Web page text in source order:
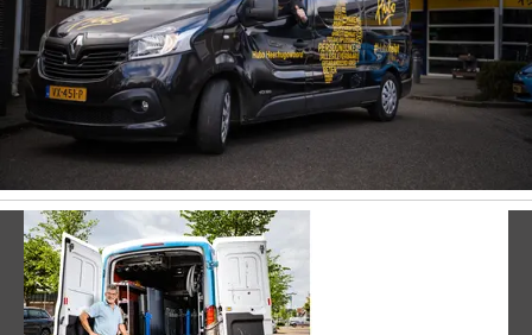
Vorige